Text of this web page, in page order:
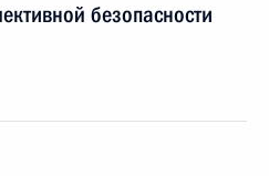
безопасности